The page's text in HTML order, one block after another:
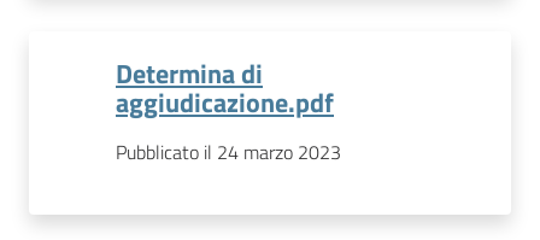
Determina di
aggiudicazione.pdf
Pubblicato il 24 marzo 2023